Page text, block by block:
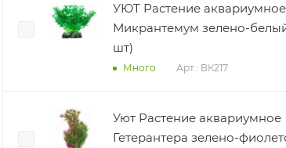
УЮТ Растение аквариумное,
Микрантемум зелено-
шт)
Много Арт.: ВК217
Уют Растение аквариумное
Гетерантера зелено-